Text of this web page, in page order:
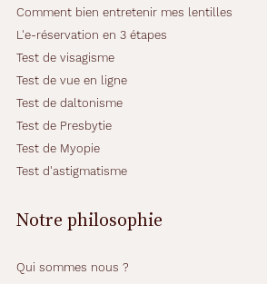
r
l
é
g
e
t
v
t
Comment bien entretenir mes lentilles
L'e-réservation en 3 étapes
Test de visagisme
Test de vue en ligne
Test de daltonisme
Test de Presbytie
Test de Myopie
Test d'astigmatisme
Notre philosophie
Qui sommes nous ?